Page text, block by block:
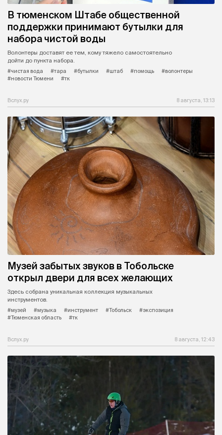
В тюменском Штабе общественной
поддержки принимают бутылки для
набора чистой воды
Волонтеры доставят ее тем, кому тяжело самостоятельно
дойти до пункта набора.
#чистая вода
#тара #бутылки #штаб #помощь
#волонтеры
#новости Тюмени
#тк
Вслух.ру 8 августа, 13:13
Музей забытых звуков в Тобольске
открыл двери для всех желающих
Здесь собрана уникальная коллекция музыкальных
инструментов.
#музей
#музыка #инструмент #Тобольск
#экспозиция
#Тюменская область
#тк
Вслух.ру 8 августа, 12:43